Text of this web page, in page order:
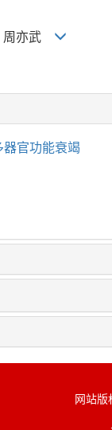
周亦武
器官功能衰竭
网站